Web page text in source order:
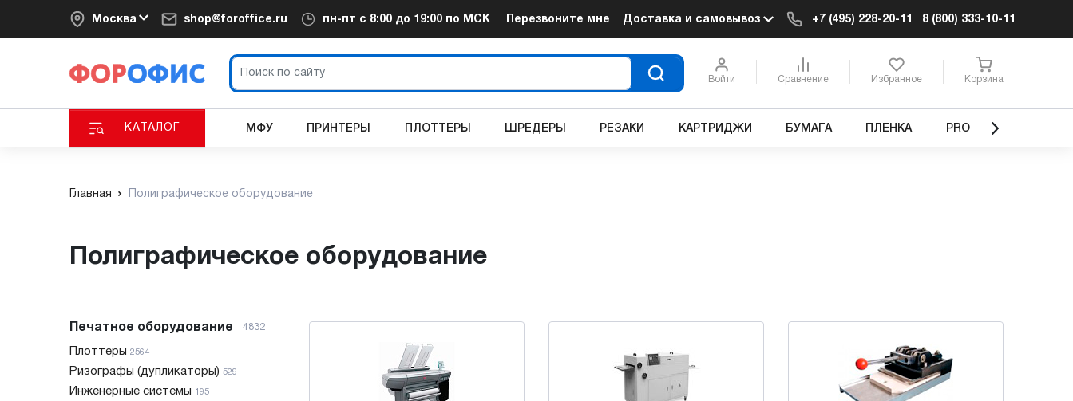
Москва shop@foroffice.ru пн-пт с 8:00 до 19:00 по МСК Перезвоните мне Доставка и самовывоз +7 (495) 228-20-11 8 (800) 333-10-11
Войти Сравнение Избранное Корзина
КАТАЛОГ МФУ ПРИНТЕРЫ ПЛОТТЕРЫ ШРЕДЕРЫ РЕЗАКИ КАРТРИДЖИ БУМАГА ПЛЕНКА PRO
Главная Полиграфическое оборудование
Полиграфическое оборудование
Печатное оборудование 4832
Плоттеры 2564
Ризографы (дупликаторы) 529
Инженерные системы 195